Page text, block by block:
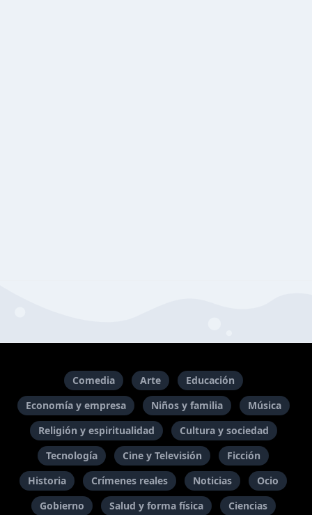
Comedia Arte
Educación
Economía y empresa
Niños y familia
Música
Religión y espiritualidad
Cultura y sociedad
Tecnología
Cine y Televisión
Ficción
Historia
Crímenes reales Noticias
Ocio
Gobierno
Salud y forma física Ciencias